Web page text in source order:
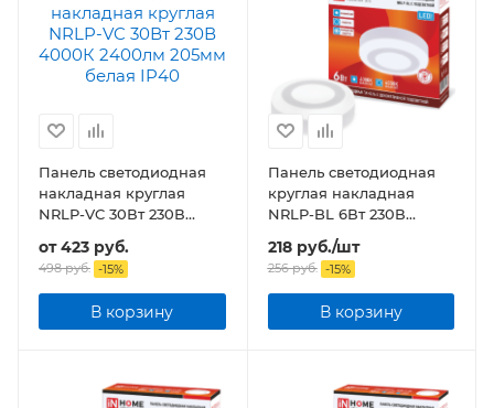
Панель светодиодная
накладная круглая
NRLP-VC 30Вт 230В
IP40
от423 руб.
498 руб. -15%
В корзину
Панель светодиодная
круглая накладная
NRLP-BL 6Вт 230В
4000К 350Лм 105мм с
подсветкой белая
218руб./шт
256руб. -15%
В корзину